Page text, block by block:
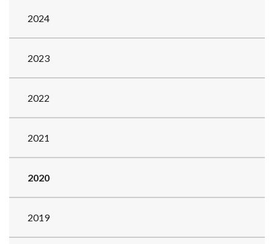
2024
2023
2022
2021
2020
2019